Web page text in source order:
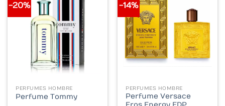
-20%
PERFUMES HOMBRE
Perfume Tommy
-14%
PERFUMES HOMBRE
Perfume Versace